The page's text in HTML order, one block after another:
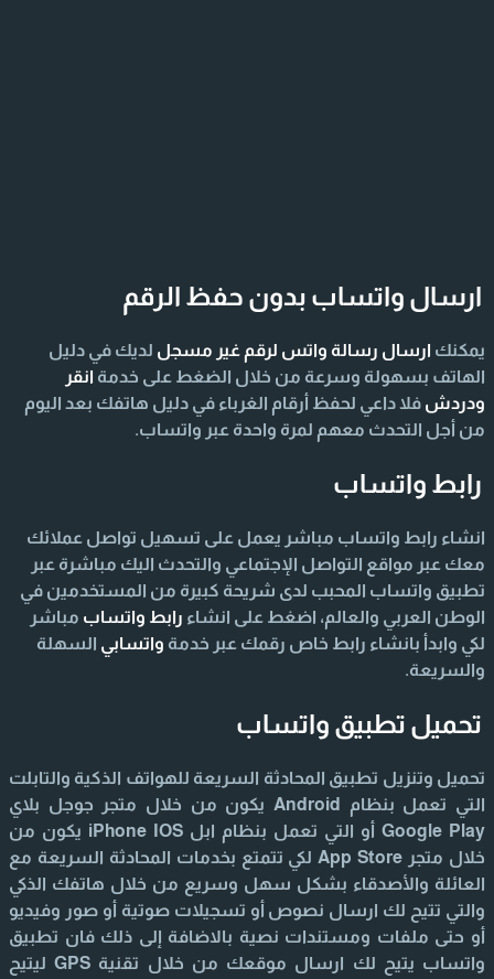
ارسال واتساب بدون حفظ الرقم
يمكنك ارسال رسالة واتس لرقم غير مسجل لديك في دليل
الهاتف بسهولة وسرعة من خلال الضغط على خدمة انقر
ودردش فلا داعي لحفظ أرقام الغرباء في دليل هاتفك بعد اليوم
من أجل التحدث معهم لمرة واحدة عبر واتساب.
رابط واتساب
انشاء رابط واتساب مباشر يعمل على تسهيل تواصل عملائك
معك عبر مواقع التواصل الإجتماعي والتحدث اليك مباشرة عبر
تطبيق واتساب المحبب لدى شريحة كبيرة من المستخدمين في
الوطن العربي والعالم، اضغط على انشاء رابط واتساب مباشر
لكي وابدأ بانشاء رابط خاص رقمك عبر خدمة واتسابي السهلة
والسريعة.
تحميل تطبيق واتساب
تحميل وتنزيل تطبيق المحادثة السريعة للهواتف الذكية والتابلت
التي تعمل بنظام Android يكون من خلال متجر جوجل بلاي
Google Play أو التي تعمل بنظام ابل iPhone IOS يكون من
خلال متجر App Store لكي تتمتع بخدمات المحادثة السريعة مع
العائلة والأصدقاء بشكل سهل وسريع من خلال هاتفك الذكي
والتي تتيح لك ارسال نصوص أو تسجيلات صوتية أو صور وفيديو
أو حتى ملفات ومستندات نصية بالاضافة إلى ذلك فان تطبيق
واتساب يتيح لك ارسال موقعك من خلال تقنية GPS ليتيح